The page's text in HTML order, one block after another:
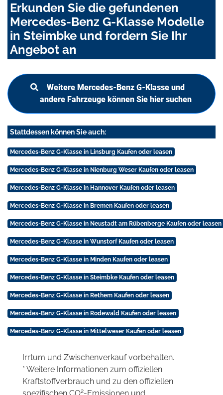
Erkunden Sie die gefundenen
Mercedes-Benz G-Klasse Modelle
in Steimbke und fordern Sie Ihr
Angebot an
Weitere Mercedes-Benz G-Klasse und
andere Fahrzeuge können Sie hier suchen
Stattdessen können Sie auch:
Mercedes-Benz G-Klasse in Linsburg Kaufen oder leasen
Mercedes-Benz G-Klasse in Nienburg Weser Kaufen oder leasen
Mercedes-Benz G-Klasse in Hannover Kaufen oder leasen
Mercedes-Benz G-Klasse in Bremen Kaufen oder leasen
Mercedes-Benz G-Klasse in Neustadt am Rübenberge Kaufen oder leasen
Mercedes-Benz G-Klasse in Wunstorf Kaufen oder leasen
Mercedes-Benz G-Klasse in Minden Kaufen oder leasen
Mercedes-Benz G-Klasse in Steimbke Kaufen oder leasen
Mercedes-Benz G-Klasse in Rethem Kaufen oder leasen
Mercedes-Benz G-Klasse in Rodewald Kaufen oder leasen
Mercedes-Benz G-Klasse in Mittelweser Kaufen oder leasen
Irrtum und Zwischenverkauf vorbehalten.
* Weitere Informationen zum offiziellen
Kraftstoffverbrauch und zu den offiziellen
2